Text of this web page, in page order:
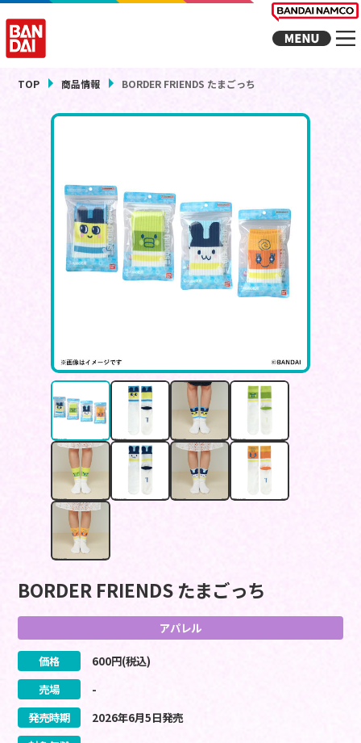
TOP 商品情報 BORDER FRIENDS たまごっち
BORDER FRIENDS たまごっち
アパレル
価格 600円(税込)
売場
-
発売時期
2026年6月5日発売